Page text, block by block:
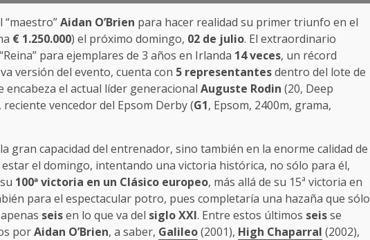
“maestro”Aidan O’Brien para hacer realidad su primer triunfo en el
€ 1.250.000) el próximo domingo, 02 de julio. El extraordinario
para ejemplares de 3 años en Irlanda 14veces, un récord
versión del evento, cuenta con 5 representantesdentro del lote de
el actual líder generacional Auguste Rodin (20, Deep
reciente vencedor del Epsom Derby (G1, Epsom, 2400m, grama,
gran capacidad del entrenador, sino también en la enorme calidad de
estar el domingo, intentando una victoria histórica, no sólo para él,
100ªvictoria en un Clásico europeo, más allá de su 15ª victoria en
para el espectacular potro, pues completaría una hazaña que sólo
seisen lo que va del siglo XXI. Entre estos últimos seisse
porAidan O’Brien, a saber, Galileo(2001), High Chaparral (2002),